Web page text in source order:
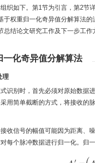
织如下。第1节为引言，第2节
于权重归一化奇异值分解算法
总结论文研究工作及下一步工作
化奇异值分解算法
理
识别时，首先必须对原始数据
用简单截断的方式，将接收的
收信号的幅值可能因为距离、
每个脉冲数据进行归一化。归